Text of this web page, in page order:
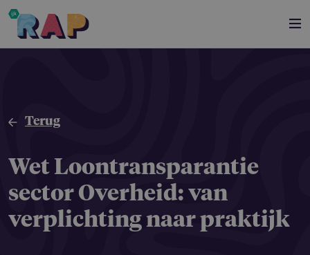
Overslaan en naar de inhoud gaan
Terug
Wet Loontrans­pa­rantie
sector Overheid: van
verplich­ting naar praktijk